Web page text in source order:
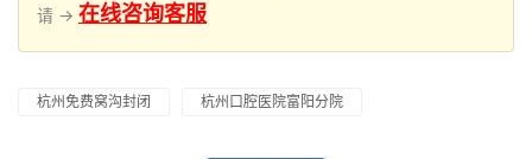
请 → 在线咨询客服
杭州免费窝沟封闭 杭州口腔医院富阳分院